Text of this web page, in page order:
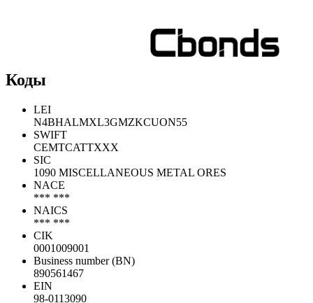
Коды
LEI
N4BHALMXL3GMZKCUON55
SWIFT
CEMTCATTXXX
SIC
1090 MISCELLANEOUS METAL ORES
NACE
*** ***
NAICS
*** ***
CIK
0001009001